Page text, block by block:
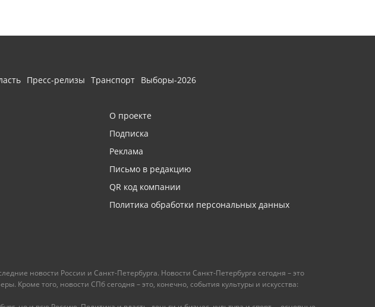
Пресс-релизы Транспорт Выборы-2026
О проекте
Подписка
Реклама
Письмо в редакцию
QR код компании
Политика обработки персональных данных
новости России и Санкт-Петербурга. Новости Санкт-Петербурга сегодня – это
Кроме того, новости СПб сегодня – это, конечно, события культуры и искусства: